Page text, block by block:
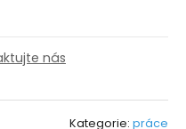
nás
Kategorie: práce